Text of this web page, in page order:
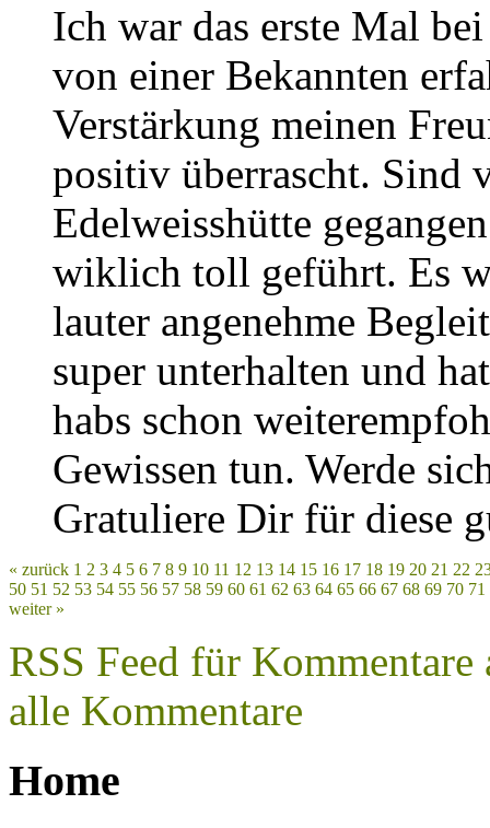
Ich war das erste Mal
von einer Bekannten
Verstärkung meinen
positiv überrascht. Sind
Edelweisshütte
wiklich toll geführt. Es
lauter angenehme
super unterhalten und
habs schon
Gewissen tun. Werde
Gratuliere Dir für diese
« zurück 1 2 3 4 5 6 7 8 9 10 11 12 13 14 15 16 17 18 19 20 21 22
50 51 52 53 54 55 56 57 58 59 60 61 62 63 64 65 66 67 68 69 70 71
weiter »
RSS Feed für Kommentare
alle Kommentare
Home